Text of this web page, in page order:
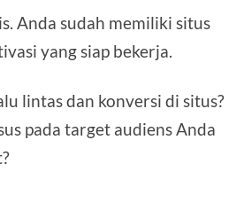
Anda sudah memiliki situs
yang siap bekerja.
lintas dan konversi di situs?
pada target audiens Anda